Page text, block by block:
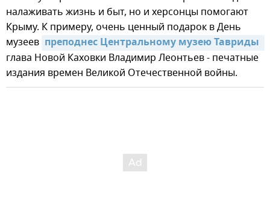
налаживать жизнь и быт, но и херсонцы помогают
Крыму. К примеру, очень ценный подарок в День
музеев
глава Новой Каховки Владимир Леонтьев - печатные
издания времен Великой Отечественной войны.